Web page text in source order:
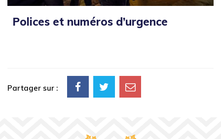
Polices et numéros d’urgence
Partager sur :